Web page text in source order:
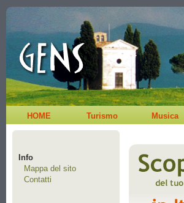
HOME Turismo Musica
Info
Mappa del sito
Contatti